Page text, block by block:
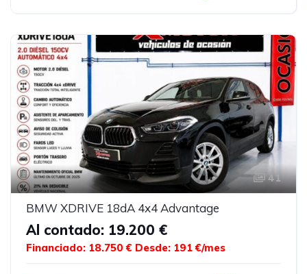
41
BMW XDRIVE 18dA 4x4 Advantage
Al contado: 19.200 €
Financiado: 18.750 € Desde: 191 €/mes